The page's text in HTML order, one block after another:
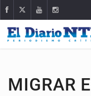
MIGRAR